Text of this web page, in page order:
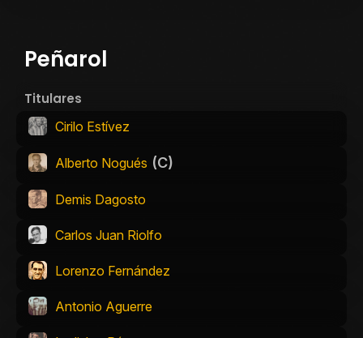
Peñarol
Titulares
Cirilo Estívez
Alberto Nogués (C)
Demis Dagosto
Carlos Juan Riolfo
Lorenzo Fernández
Antonio Aguerre